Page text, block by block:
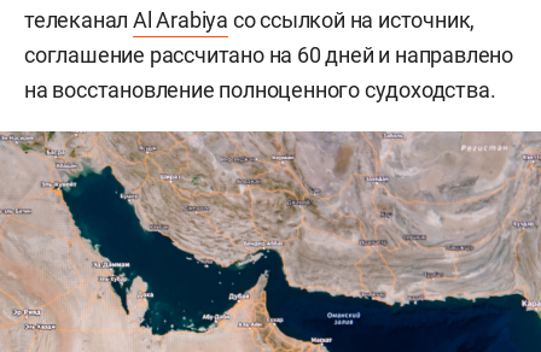
телеканалAl Arabiya со ссылкой на источник,
соглашение рассчитано на 60 дней и направлено
на восстановление полноценного судоходства.